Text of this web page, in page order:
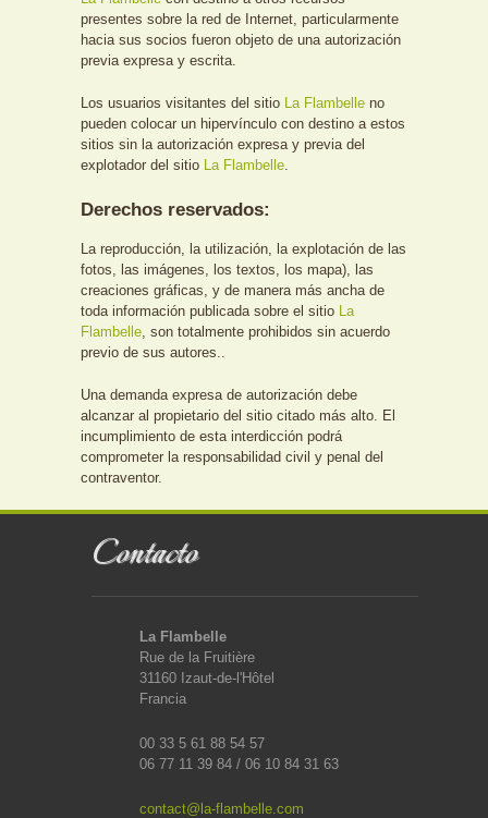
presentes sobre la red de Internet, particularmente
hacia sus socios fueron objeto de una autorización
previa expresa y escrita.
Los usuarios visitantes del sitio La Flambelle no
pueden colocar un hipervínculo con destino a estos
sitios sin la autorización expresa y previa del
explotador del sitio La Flambelle.
Derechos reservados:
La reproducción, la utilización, la explotación de las
fotos, las imágenes, los textos, los mapa), las
creaciones gráficas, y de manera más ancha de
toda información publicada sobre el sitio La
Flambelle, son totalmente prohibidos sin acuerdo
previo de sus autores..
Una demanda expresa de autorización debe
alcanzar al propietario del sitio citado más alto. El
incumplimiento de esta interdicción podrá
comprometer la responsabilidad civil y penal del
contraventor.
Contacto
La Flambelle
Rue de la Fruitière
31160 Izaut-de-l'Hôtel
Francia
00 33 5 61 88 54 57
06 77 11 39 84 / 06 10 84 31 63
contact@la-flambelle.com